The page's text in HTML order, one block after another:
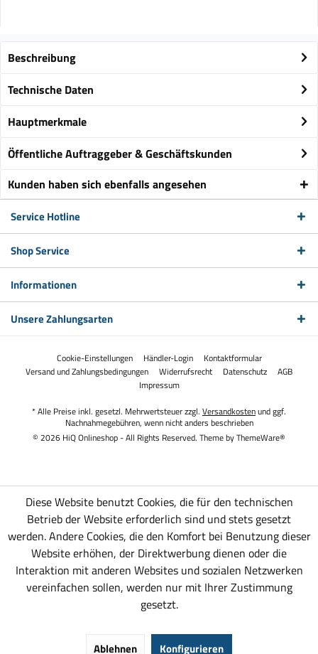
Beschreibung
Technische Daten
Hauptmerkmale
Öffentliche Auftraggeber & Geschäftskunden
Kunden haben sich ebenfalls angesehen
Service Hotline
Shop Service
Informationen
Unsere Zahlungsarten
Cookie-Einstellungen Händler-Login
Kontaktformular
Versand und Zahlungsbedingungen
Widerrufsrecht Datenschutz
AGB
Impressum
* Alle Preise inkl. gesetzl. Mehrwertsteuer zzgl. Versandkostenund ggf.
Nachnahmegebühren, wenn nicht anders beschrieben
© 2026 HiQ Onlineshop - All Rights Reserved. Theme byThemeWare®
Diese Website benutzt Cookies, die für den technischen
Betrieb der Website erforderlich sind und stets gesetzt
werden. Andere Cookies, die den Komfort bei Benutzung dieser
Website erhöhen, der Direktwerbung dienen oder die
Interaktion mit anderen Websites und sozialen Netzwerken
vereinfachen sollen, werden nur mit Ihrer Zustimmung
gesetzt.
Ablehnen Konfigurieren